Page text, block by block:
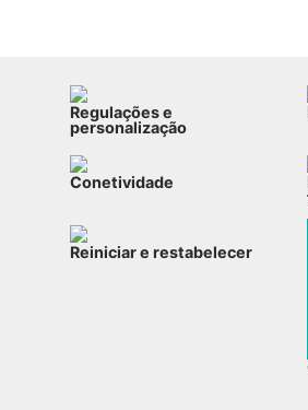
Regulações e
personalização
Conetividade
Reiniciar e restabelecer